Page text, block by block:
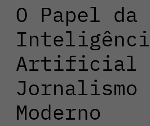
O Papel da
Artificial
Jornalismo
Moderno